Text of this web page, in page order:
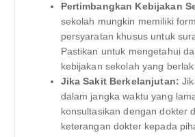
Pertimbangkan Kebijakan
sekolah mungkin memiliki
persyaratan khusus untuk
Pastikan untuk mengetahui
kebijakan sekolah yang
Jika Sakit Berkelanjutan:
dalam jangka waktu yang
konsultasikan dengan dokter
keterangan dokter kepada